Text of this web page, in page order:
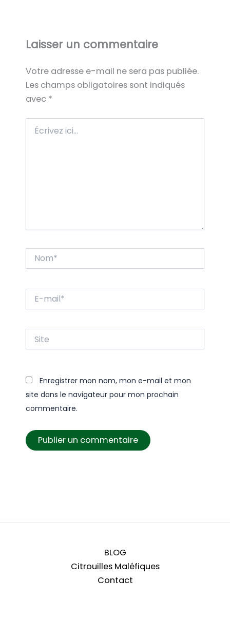
Laisser un commentaire
Votre adresse e-mail ne sera pas publiée.
Les champs obligatoires sont indiqués
avec *
ici…
mail*
Enregistrer mon nom, mon e-mail et mon
site dans le navigateur pour mon prochain
commentaire.
BLOG
Citrouilles Maléfiques
Contact